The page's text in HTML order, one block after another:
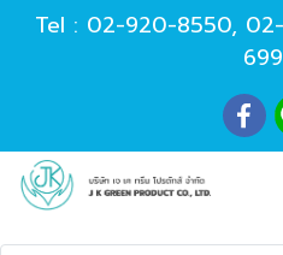
Tel : 02-920-8550,